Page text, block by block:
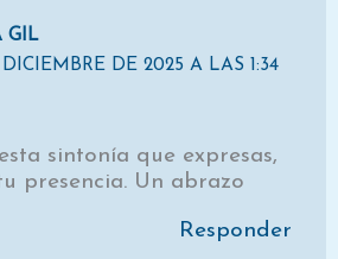
GIL
DE 2025 A LAS 1:34
sintonía que expresas,
presencia. Un abrazo
Responder